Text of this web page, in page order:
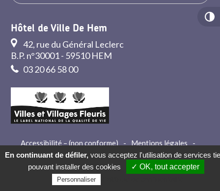
Hôtel de Ville De Hem
42, rue du Général Leclerc
B.P. n°30001 - 59510 HEM
03 20 66 58 00
Accessibilité – (non conforme) - Mentions légales
-
Crédits
- Contact
En continuant de défiler, vous acceptez l'utilisation de services
pouvant installer des cookies
✓ OK, tout accepter
Personnaliser